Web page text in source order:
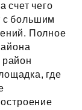
счет чего
с большим
Полное
где